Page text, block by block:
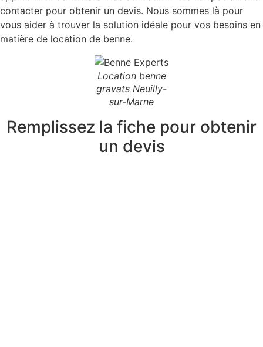
contacter pour obtenir un devis. Nous sommes là pour
vous aider à trouver la solution idéale pour vos besoins en
matière de location de benne.
Location benne
gravats Neuilly-
sur-Marne
Remplissez la fiche pour obtenir
un devis